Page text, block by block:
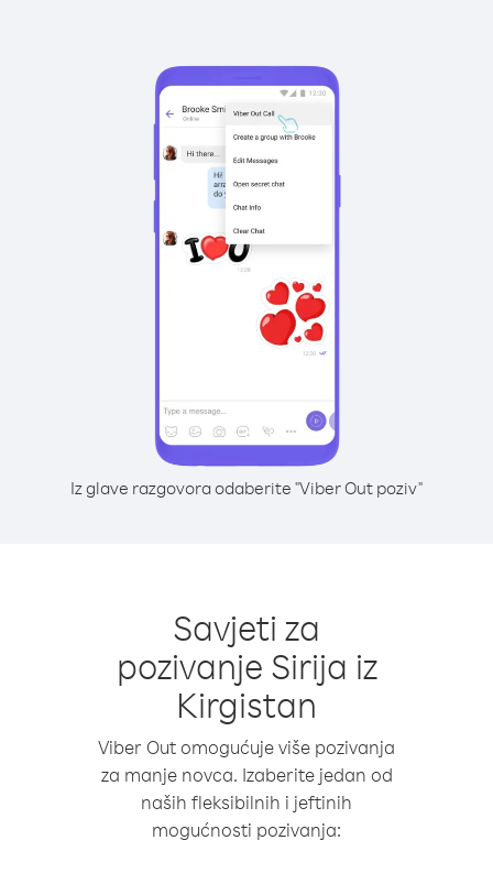
Iz glave razgovora odaberite "Viber Out poziv"
Savjeti za
pozivanje Sirija iz
Kirgistan
Viber Out omogućuje više pozivanja
za manje novca. Izaberite jedan od
naših fleksibilnih i jeftinih
mogućnosti pozivanja: